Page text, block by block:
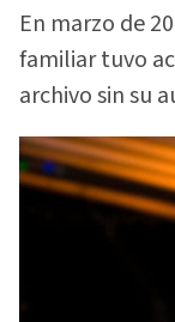
En marzo de
familiar tuvo
archivo sin su